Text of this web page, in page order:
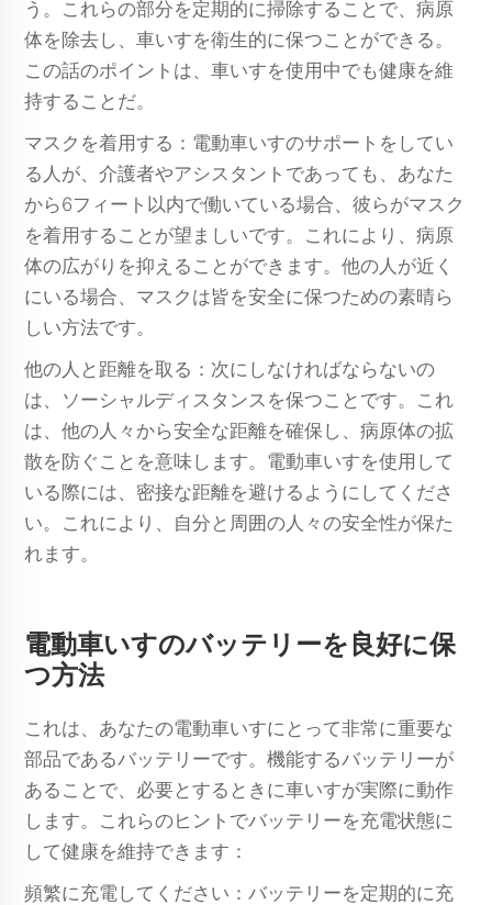
う。これらの部分を定期的に掃除することで、病原
体を除去し、車いすを衛生的に保つことができる。
この話のポイントは、車いすを使用中でも健康を維
持することだ。
マスクを着用する：電動車いすのサポートをしてい
る人が、介護者やアシスタントであっても、あなた
から6フィート以内で働いている場合、彼らがマスク
を着用することが望ましいです。これにより、病原
体の広がりを抑えることができます。他の人が近く
にいる場合、マスクは皆を安全に保つための素晴ら
しい方法です。
他の人と距離を取る：次にしなければならないの
は、ソーシャルディスタンスを保つことです。これ
は、他の人々から安全な距離を確保し、病原体の拡
散を防ぐことを意味します。電動車いすを使用して
いる際には、密接な距離を避けるようにしてくださ
い。これにより、自分と周囲の人々の安全性が保た
れます。
電動車いすのバッテリーを良好に保
つ方法
これは、あなたの電動車いすにとって非常に重要な
部品であるバッテリーです。機能するバッテリーが
あることで、必要とするときに車いすが実際に動作
します。これらのヒントでバッテリーを充電状態に
して健康を維持できます：
頻繁に充電してください：バッテリーを定期的に充